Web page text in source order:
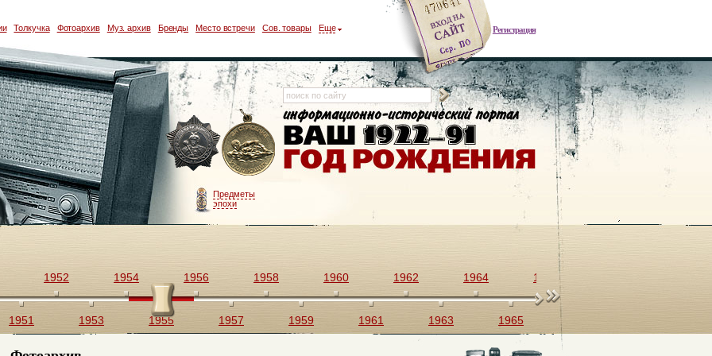
Регистрация
Толкучка Фотоархив Муз. архив Бренды Место встречи Сов. товары Еще
Предметы
эпохи
1951
1952
1953
1954
1955
1956
1957
1958
1959
1960
1961
1962
1963
1964
1965
1966